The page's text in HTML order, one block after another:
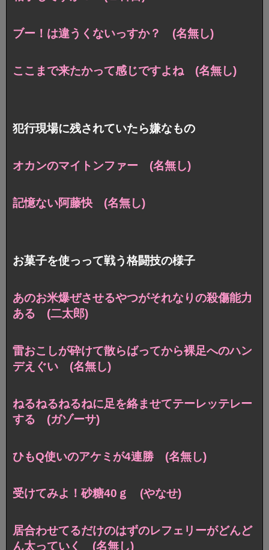
ブー！は違うくないっすか？ (名無し)
ここまで来たかって感じですよね (名無し)
犯行現場に残されていたら嫌なもの
オカンのマイトンファー (名無し)
記憶ない阿藤快 (名無し)
お菓子を使っって戦う格闘技の様子
あのお米爆ぜさせるやつがそれなりの殺傷能力
ある (二太郎)
雷おこしが砕けて散らばってから裸足へのハン
デえぐい (名無し)
ねるねるねるねに足を絡ませてテーレッテレー
する (ガゾーサ)
ひもQ使いのアケミが4連勝 (名無し)
受けてみよ！砂糖40ｇ (やなせ)
居合わせてるだけのはずのレフェリーがどんど
ん太っていく (名無し)